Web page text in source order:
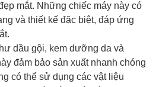
mắt. Những chiếc máy này có
và thiết kế đặc biệt, đáp ứng
dầu gội, kem dưỡng da và
đảm bảo sản xuất nhanh chóng
có thể sử dụng các vật liệu